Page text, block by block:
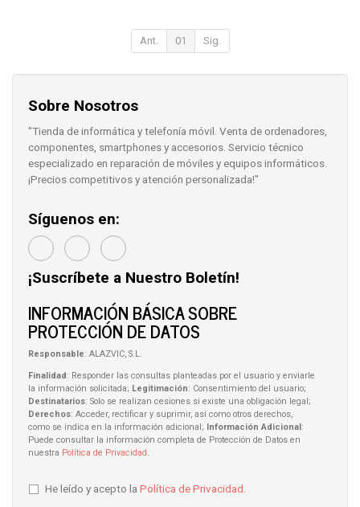
Ant. 01 Sig.
Sobre Nosotros
"Tienda de informática y telefonía móvil. Venta de ordenadores,
componentes, smartphones y accesorios. Servicio técnico
especializado en reparación de móviles y equipos informáticos.
¡Precios competitivos y atención personalizada!"
Síguenos en:
¡Suscríbete a Nuestro Boletín!
INFORMACIÓN BÁSICA SOBRE
PROTECCIÓN DE DATOS
Responsable: ALAZVIC, S.L.
Finalidad: Responder las consultas planteadas por el usuario y enviarle
la información solicitada; Legitimación: Consentimiento del usuario;
Destinatarios: Solo se realizan cesiones si existe una obligación legal;
Derechos: Acceder, rectificar y suprimir, así como otros derechos,
como se indica en la información adicional; Información Adicional:
Puede consultar la información completa de Protección de Datos en
nuestra Política de Privacidad.
He leído y acepto la Política de Privacidad